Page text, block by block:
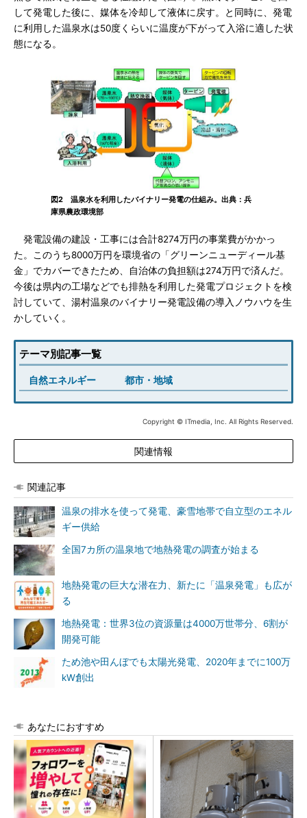
して発電した後に、媒体を冷却して液体に戻す。と同時に、発電
に利用した温泉水は50度くらいに温度が下がって入浴に適した状
態になる。
図2 温泉水を利用したバイナリー発電の仕組み。出典：兵
庫県農政環境部
発電設備の建設・工事には合計8274万円の事業費がかかっ
た。このうち8000万円を環境省の「グリーンニューディール基
金」でカバーできたため、自治体の負担額は274万円で済んだ。
今後は県内の工場などでも排熱を利用した発電プロジェクトを検
討していて、湯村温泉のバイナリー発電設備の導入ノウハウを生
かしていく。
テーマ別記事一覧
自然エネルギー 都市・地域
Copyright © ITmedia, Inc. All Rights Reserved.
関連情報
関連記事
温泉の排水を使って発電、豪雪地帯で自立型のエネル
ギー供給
全国7カ所の温泉地で地熱発電の調査が始まる
地熱発電の巨大な潜在力、新たに「温泉発電」も広が
る
地熱発電：世界3位の資源量は4000万世帯分、6割が
開発可能
ため池や田んぼでも太陽光発電、2020年までに100万
kW創出
あなたにおすすめ